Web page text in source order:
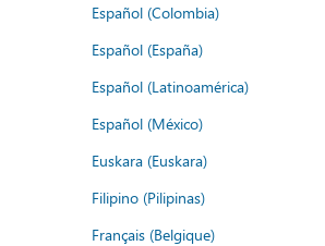
Español (Colombia)
Español (España)
Español (Latinoamérica)
Español (México)
Euskara (Euskara)
Filipino (Pilipinas)
Français (Belgique)